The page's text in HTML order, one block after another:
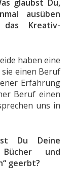
glaubst Du,
ausüben
Kreativ-
haben eine
sie einen Beruf
Erfahrung
Beruf einen
uns in
Du Deine
und
geerbt?